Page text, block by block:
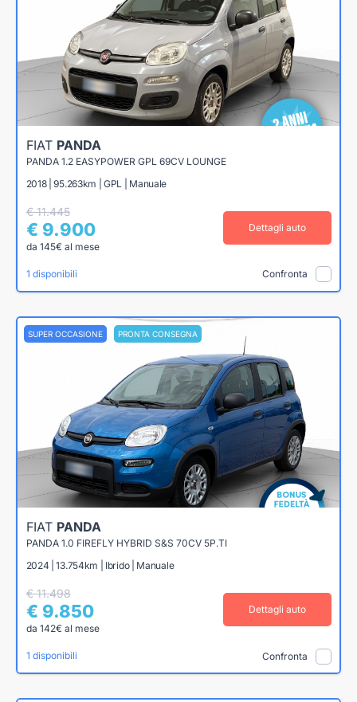
FIAT PANDA
PANDA 1.2 EASYPOWER GPL 69CV LOUNGE
2018 | 95.263km | GPL | Manuale
€ 11.445
€ 9.900
da 145€ al mese
Dettagli auto
1 disponibili Confronta
SUPER OCCASIONE PRONTA CONSEGNA
FIAT PANDA
PANDA 1.0 FIREFLY HYBRID S&S 70CV 5P.TI
2024 | 13.754km | Ibrido | Manuale
€ 11.498
€ 9.850
da 142€ al mese
Dettagli auto
1 disponibili Confronta